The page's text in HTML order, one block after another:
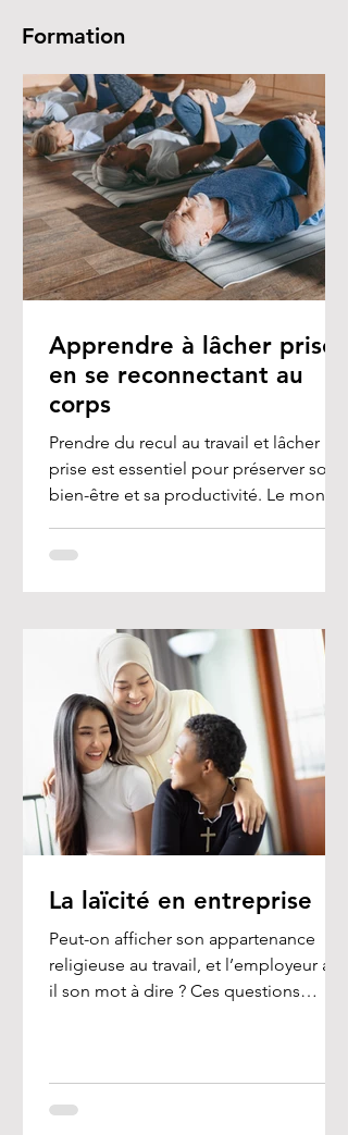
Formation
Apprendre à lâcher prise
en se reconnectant au
corps
Prendre du recul au travail et lâcher
prise est essentiel pour préserver son
bien-être et sa productivité. Le monde
La laïcité en entreprise
Peut-on afficher son appartenance
religieuse au travail, et l’employeur a-t-
il son mot à dire ? Ces questions